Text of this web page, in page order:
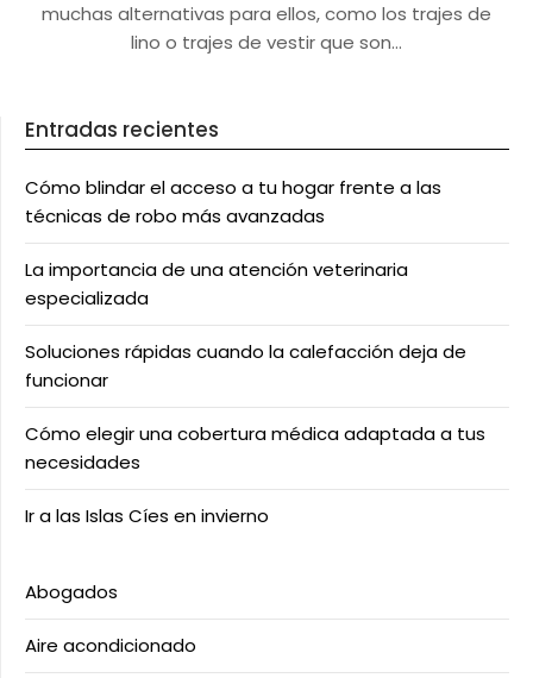
muchas alternativas para ellos, como los trajes de
lino o trajes de vestir que son…
Entradas recientes
Cómo blindar el acceso a tu hogar frente a las
técnicas de robo más avanzadas
La importancia de una atención veterinaria
especializada
Soluciones rápidas cuando la calefacción deja de
funcionar
Cómo elegir una cobertura médica adaptada a tus
necesidades
Ir a las Islas Cíes en invierno
Abogados
Aire acondicionado